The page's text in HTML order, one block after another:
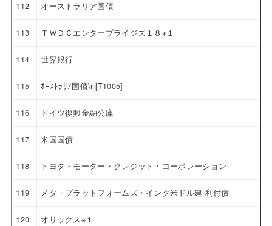
112 オーストラリア国債
113 ＴＷＤＣエンタープライジズ１８※１
114 世界銀行
115 ｵｰｽﾄﾗﾘｱ国債\n[T1005]
116 ドイツ復興金融公庫
117 米国国債
118 トヨタ・モーター・クレジット・コーポレーション
119 メタ・プラットフォームズ・インク米ドル建 利付債
120 オリックス※１